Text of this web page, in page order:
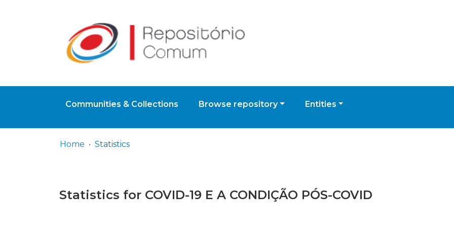
Communities & Collections Browse repository Entities
Home Statistics
Statistics for COVID-19 E A CONDIÇÃO PÓS-COVID